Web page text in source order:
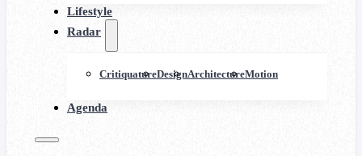
Lifestyle
Radar
CritiquatureDesignArchitectureMotion
Agenda